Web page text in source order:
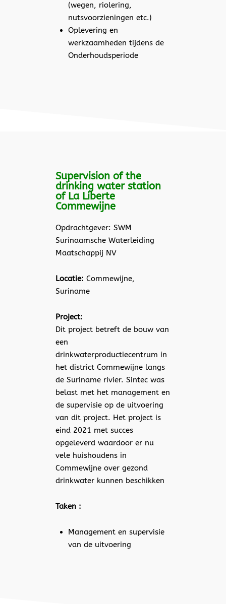
(wegen, riolering,
nutsvoorzieningen etc.)
Oplevering en
werkzaamheden tijdens de
Onderhoudsperiode
Supervision of the
drinking water station
of La Liberte
Commewijne
Opdrachtgever: SWM
Surinaamsche Waterleiding
Maatschappij NV
Locatie: Commewijne,
Suriname
Project:
Dit project betreft de bouw van
een
drinkwaterproductiecentrum in
het district Commewijne langs
de Suriname rivier. Sintec was
belast met het management en
de supervisie op de uitvoering
van dit project. Het project is
eind 2021 met succes
opgeleverd waardoor er nu
vele huishoudens in
Commewijne over gezond
drinkwater kunnen beschikken
Taken :
Management en supervisie
van de uitvoering